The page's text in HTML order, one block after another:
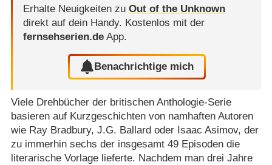
Erhalte Neuigkeiten zu Out of the Unknown
direkt auf dein Handy. Kostenlos mit der
fernsehserien.deApp.
Benachrichtige mich
Viele Drehbücher der britischen Anthologie-Serie
basieren auf Kurzgeschichten von namhaften Autoren
wie Ray Bradbury, J.G. Ballard oder Isaac Asimov, der
zu immerhin sechs der insgesamt 49 Episoden die
literarische Vorlage lieferte. Nachdem man drei Jahre